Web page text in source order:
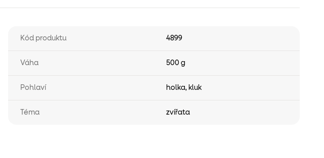
Kód produktu 4899
Váha 500 g
Pohlaví holka, kluk
Téma zvířata